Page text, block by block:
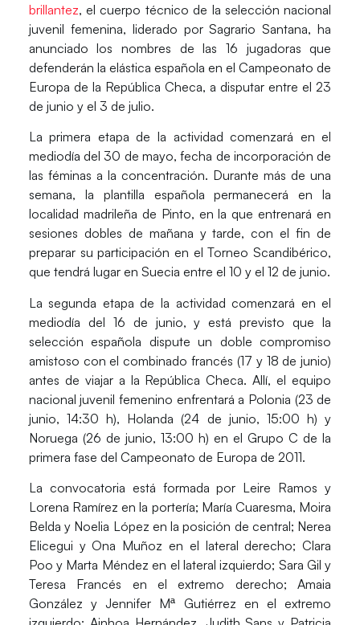
brillantez, el cuerpo técnico de la selección nacional
juvenil femenina, liderado por Sagrario Santana, ha
anunciado los nombres de las 16 jugadoras que
defenderán la elástica española en el Campeonato de
Europa de la República Checa, a disputar entre el 23
de junio y el 3 de julio.
La primera etapa de la actividad comenzará en el
mediodía del 30 de mayo, fecha de incorporación de
las féminas a la concentración. Durante más de una
semana, la plantilla española permanecerá en la
localidad madrileña de Pinto, en la que entrenará en
sesiones dobles de mañana y tarde, con el fin de
preparar su participación en el Torneo Scandibérico,
que tendrá lugar en Suecia entre el 10 y el 12 de junio.
La segunda etapa de la actividad comenzará en el
mediodía del 16 de junio, y está previsto que la
selección española dispute un doble compromiso
amistoso con el combinado francés (17 y 18 de junio)
antes de viajar a la República Checa. Allí, el equipo
nacional juvenil femenino enfrentará a Polonia (23 de
junio, 14:30 h), Holanda (24 de junio, 15:00 h) y
Noruega (26 de junio, 13:00 h) en el Grupo C de la
primera fase del Campeonato de Europa de 2011.
La convocatoria está formada por Leire Ramos y
Lorena Ramírez en la portería; María Cuaresma, Moira
Belda y Noelia López en la posición de central; Nerea
Elicegui y Ona Muñoz en el lateral derecho; Clara
Poo y Marta Méndez en el lateral izquierdo; Sara Gil y
Teresa Francés en el extremo derecho; Amaia
González y Jennifer Mª Gutiérrez en el extremo